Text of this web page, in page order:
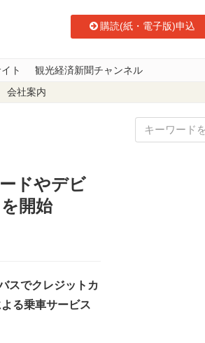
購読(紙・電子版)申込
ト 観光経済新聞チャンネル
会社案内
等のタッチ決済による乗車サービスを開始
ドやデビ
開始
スでクレジットカ
る乗車サービス